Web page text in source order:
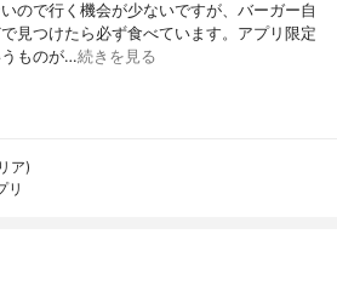
ので行く機会が少ないですが、バーガー自
見つけたら必ず食べています。アプリ限定
ものが…続きを見る
ア)
リ